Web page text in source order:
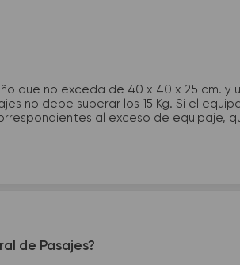
que no exceda de 40 x 40 x 25 cm. y
no debe superar los 15 Kg. Si el
al exceso de equipaje,
de Pasajes?